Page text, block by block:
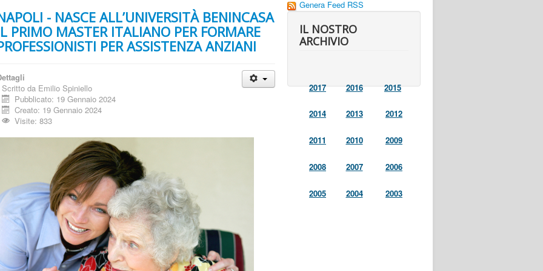
- NASCE ALL’UNIVERSITÀ BENINCASA
PRIMO MASTER ITALIANO PER FORMARE
PER ASSISTENZA ANZIANI
Scritto da Emilio Spiniello
Pubblicato: 19 Gennaio 2024
Creato: 19 Gennaio 2024
Visite: 833
Genera Feed RSS
IL NOSTRO
ARCHIVIO
2017 2016 2015
2014 2013 2012
2011 2010 2009
2008 2007 2006
2005 2004 2003